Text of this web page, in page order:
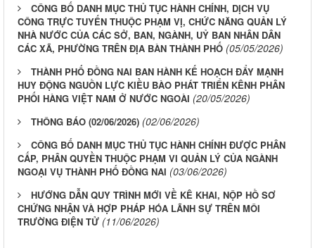
CÔNG BỐ DANH MỤC THỦ TỤC HÀNH CHÍNH, DỊCH VỤ
CÔNG TRỰC TUYẾN THUỘC PHẠM VỊ, CHỨC NĂNG QUẢN LÝ
NHÀ NƯỚC CỦA CÁC SỞ, BAN, NGÀNH, UỶ BAN NHÂN DÂN
CÁC XÃ, PHƯỜNG TRÊN ĐỊA BÀN THÀNH PHỐ (05/05/2026)
THÀNH PHỐ ĐỒNG NAI BAN HÀNH KẾ HOẠCH ĐẨY MẠNH
HUY ĐỘNG NGUỒN LỰC KIỀU BÀO PHÁT TRIỂN KÊNH PHÂN
PHỐI HÀNG VIỆT NAM Ở NƯỚC NGOÀI (20/05/2026)
THÔNG BÁO (02/06/2026) (02/06/2026)
CÔNG BỐ DANH MỤC THỦ TỤC HÀNH CHÍNH ĐƯỢC PHÂN
CẤP, PHÂN QUYỀN THUỘC PHẠM VI QUẢN LÝ CỦA NGÀNH
NGOẠI VỤ THÀNH PHỐ ĐỒNG NAI (03/06/2026)
HƯỚNG DẪN QUY TRÌNH MỚI VỀ KÊ KHAI, NỘP HỒ SƠ
CHỨNG NHẬN VÀ HỢP PHÁP HÓA LÃNH SỰ TRÊN MÔI
TRƯỜNG ĐIỆN TỬ (11/06/2026)